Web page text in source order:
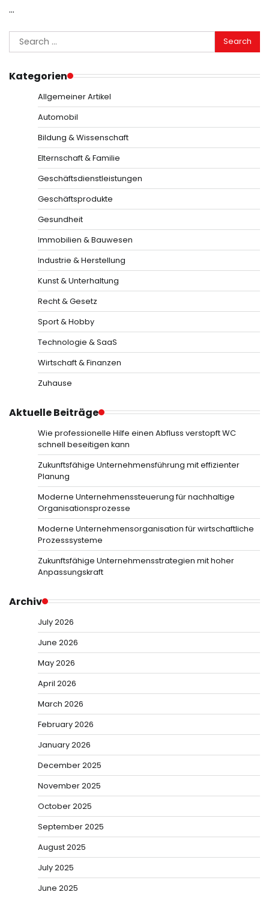
…
Search
for:
Kategorien
Allgemeiner Artikel
Automobil
Bildung & Wissenschaft
Elternschaft & Familie
Geschäftsdienstleistungen
Geschäftsprodukte
Gesundheit
Immobilien & Bauwesen
Industrie & Herstellung
Kunst & Unterhaltung
Recht & Gesetz
Sport & Hobby
Technologie & SaaS
Wirtschaft & Finanzen
Zuhause
Aktuelle Beiträge
Wie professionelle Hilfe einen Abfluss verstopft WC
schnell beseitigen kann
Zukunftsfähige Unternehmensführung mit effizienter
Planung
Moderne Unternehmenssteuerung für nachhaltige
Organisationsprozesse
Moderne Unternehmensorganisation für wirtschaftliche
Prozesssysteme
Zukunftsfähige Unternehmensstrategien mit hoher
Anpassungskraft
Archiv
July 2026
June 2026
May 2026
April 2026
March 2026
February 2026
January 2026
December 2025
November 2025
October 2025
September 2025
August 2025
July 2025
June 2025